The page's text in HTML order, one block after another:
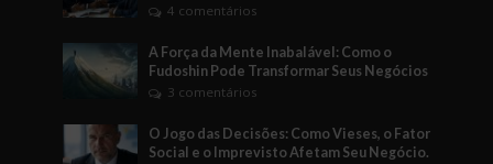
4 comentários
A Força da Mente Inabalável: Como o
Fudoshin Pode Transformar Seus Negócios
3 comentários
O Jogo das Decisões: Como Vieses, o Fator
Social e o Imprevisto Afetam Seu Negócio.